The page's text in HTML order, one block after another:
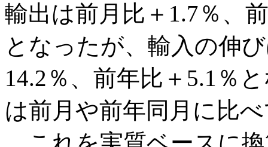
輸出は前月比＋1.7％、
となったが、輸入の伸
14.2％、前年比＋5.1％
は前月や前年同月に比